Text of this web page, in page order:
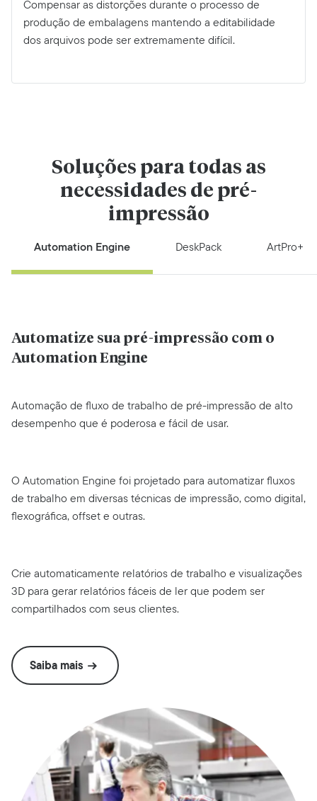
Compensar as distorções durante o processo de
produção de embalagens mantendo a editabilidade
dos arquivos pode ser extremamente difícil.
Soluções para todas as
necessidades de pré-
impressão
Automation Engine DeskPack ArtPro+
Automatize sua pré-impressão com o
Automation Engine
Automação de fluxo de trabalho de pré-impressão de alto
desempenho que é poderosa e fácil de usar.
O Automation Engine foi projetado para automatizar fluxos
de trabalho em diversas técnicas de impressão, como digital,
flexográfica, offset e outras.
Crie automaticamente relatórios de trabalho e visualizações
3D para gerar relatórios fáceis de ler que podem ser
compartilhados com seus clientes.
Saiba mais